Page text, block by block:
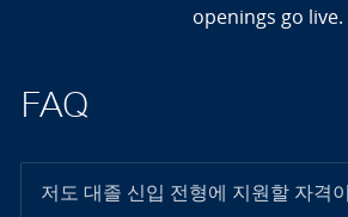
openings go live.
FAQ
저도 대졸 신입 전형에 지원할 자격